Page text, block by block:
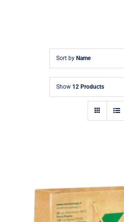
Sort by Name
Show 12 Products